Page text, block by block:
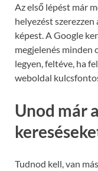
Az első lépést már
helyezést
képest. A Google
megjelenés minden
legyen, feltéve, ha
weboldal
Unod már
Tudnod kell, van